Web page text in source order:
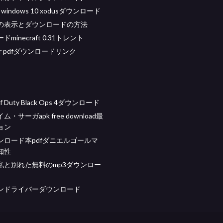
10 xodusダウンロード
表示とダウンロードの方法
ドminecraft 0.31トレント
pdfダウンロードリンク
Duty Black Ops 4ダウンロード
ム・サーガapk free download最
ン
ロード本pdfダニエルゴールマ
性
と別れた無料のmp3ダウンロー
ドライバーダウンロード